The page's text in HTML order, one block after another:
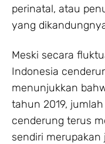
perinatal, atau
yang
Meski secara
Indonesia
menunjukkan
tahun 2019, jumlah
cenderung terus
sendiri